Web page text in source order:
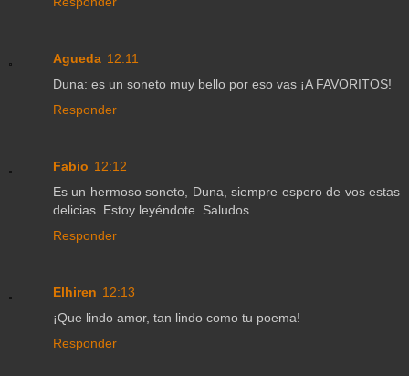
Agueda 12:11
Duna: es un soneto muy bello por eso vas ¡A FAVORITOS!
Responder
Fabio 12:12
Es un hermoso soneto, Duna, siempre espero de vos estas
delicias. Estoy leyéndote. Saludos.
Responder
Elhiren 12:13
¡Que lindo amor, tan lindo como tu poema!
Responder